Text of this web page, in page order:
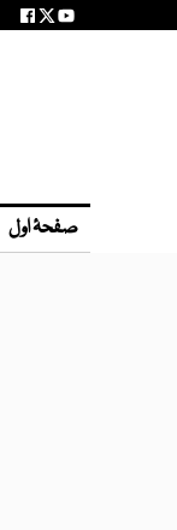
صفحۂ اول